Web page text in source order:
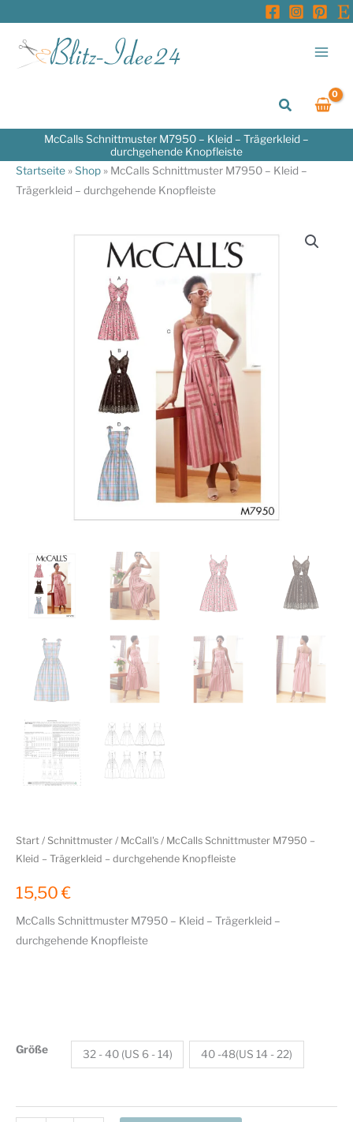
springen
Suchen
McCalls Schnittmuster M7950 – Kleid – Trägerkleid –
durchgehende Knopfleiste
Startseite »Shop » McCalls Schnittmuster M7950 – Kleid –
Trägerkleid – durchgehende Knopfleiste
Start / Schnittmuster / McCall's / McCalls Schnittmuster M7950 –
Kleid – Trägerkleid – durchgehende Knopfleiste
15,50€
McCalls Schnittmuster M7950 – Kleid – Trägerkleid –
durchgehende Knopfleiste
Größe 32 - 40 (US 6 - 14) 40 -48(US 14 - 22)